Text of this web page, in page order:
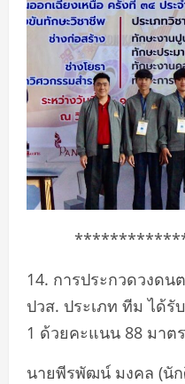
14. การประกวดวงด
ปวส. ประเภท ทีม ได้รั
1 ด้วยคะแนน 88 มาต
นายพีรพัฒน์ มงคล (นั